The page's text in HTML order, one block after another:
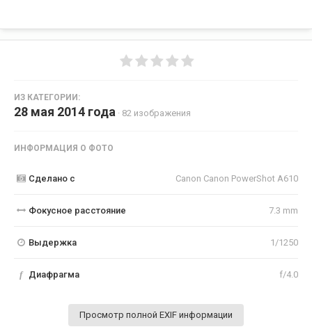
ИЗ КАТЕГОРИИ:
28 мая 2014 года · 82 изображения
ИНФОРМАЦИЯ О ФОТО
Сделано с Canon Canon PowerShot A610
Фокусное расстояние 7.3 mm
Выдержка 1/1250
f Диафрагма f/4.0
Просмотр полной EXIF информации